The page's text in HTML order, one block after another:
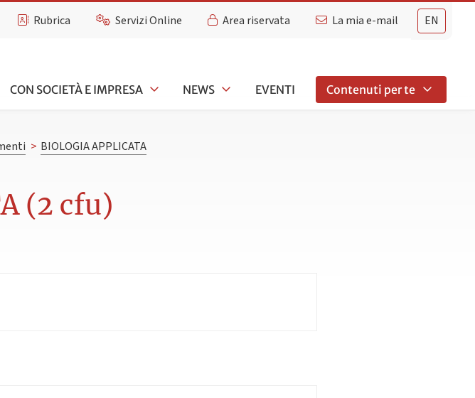
EN
Rubrica Servizi Online Area riservata La mia e-mail
CON SOCIETÀ E IMPRESA NEWS EVENTI Contenuti per te
> BIOLOGIA APPLICATA
(2 cfu)